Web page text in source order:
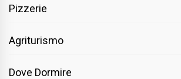
Pizzerie
Agriturismo
Dove Dormire